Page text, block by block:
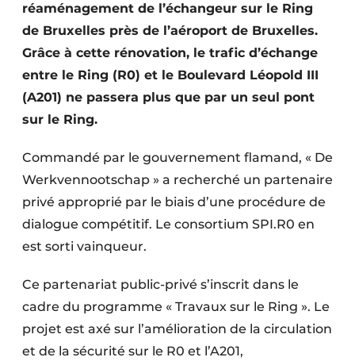
réaménagement de l’échangeur sur le Ring
de Bruxelles près de l’aéroport de Bruxelles.
Grâce à cette rénovation, le trafic d’échange
entre le Ring (R0) et le Boulevard Léopold III
(A201) ne passera plus que par un seul pont
sur le Ring.
Commandé par le gouvernement flamand, « De
Werkvennootschap » a recherché un partenaire
privé approprié par le biais d’une procédure de
dialogue compétitif. Le consortium SPI.R0 en
est sorti vainqueur.
Ce partenariat public-privé s’inscrit dans le
cadre du programme « Travaux sur le Ring ». Le
projet est axé sur l’amélioration de la circulation
et de la sécurité sur le R0 et l’A201,